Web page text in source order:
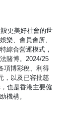
更美好社會的世
樂、會員會所、
綜合營運模式，
賭博。2024/25
項博彩稅、利得
，以及已審批慈
也是香港主要僱
機構。